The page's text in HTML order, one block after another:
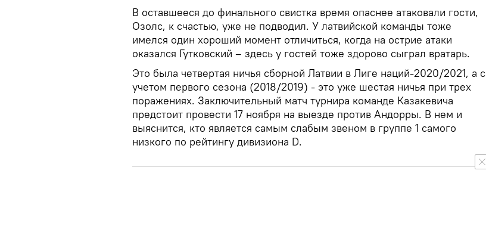
В оставшееся до финального свистка время опаснее атаковали гости,
Озолс, к счастью, уже не подводил. У латвийской команды тоже
имелся один хороший момент отличиться, когда на острие атаки
оказался Гутковский – здесь у гостей тоже здорово сыграл вратарь.
Это была четвертая ничья сборной Латвии в Лиге наций-2020/2021, а с
учетом первого сезона (2018/2019) - это уже шестая ничья при трех
поражениях. Заключительный матч турнира команде Казакевича
предстоит провести 17 ноября на выезде против Андорры. В нем и
выяснится, кто является самым слабым звеном в группе 1 самого
низкого по рейтингу дивизиона D.